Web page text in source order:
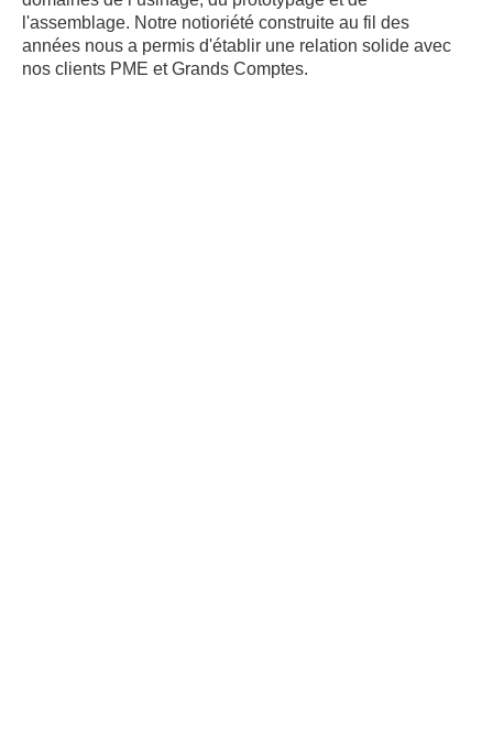
l'assemblage. Notre notioriété construite au fil des
années nous a permis d'établir une relation solide avec
nos clients PME et Grands Comptes.